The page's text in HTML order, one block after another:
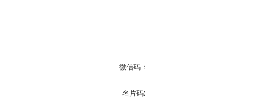
微信码：
名片码: